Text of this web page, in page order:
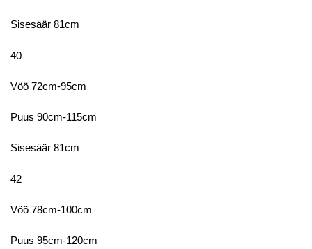
Sisesäär 81cm
40
Vöö 72cm-95cm
Puus 90cm-115cm
Sisesäär 81cm
42
Vöö 78cm-100cm
Puus 95cm-120cm